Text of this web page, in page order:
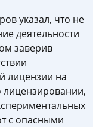
указал, что не
деятельности
заверив
лицензии на
с опасными